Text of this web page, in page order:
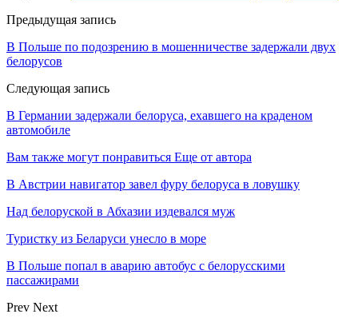
Предыдущая запись
В Польше по подозрению в мошенничестве задержали двух
белорусов
Следующая запись
В Германии задержали белоруса, ехавшего на краденом
автомобиле
Вам также могут понравиться Еще от автора
В Австрии навигатор завел фуру белоруса в ловушку
Над белоруской в Абхазии издевался муж
Туристку из Беларуси унесло в море
В Польше попал в аварию автобус с белорусскими
пассажирами
Prev Next